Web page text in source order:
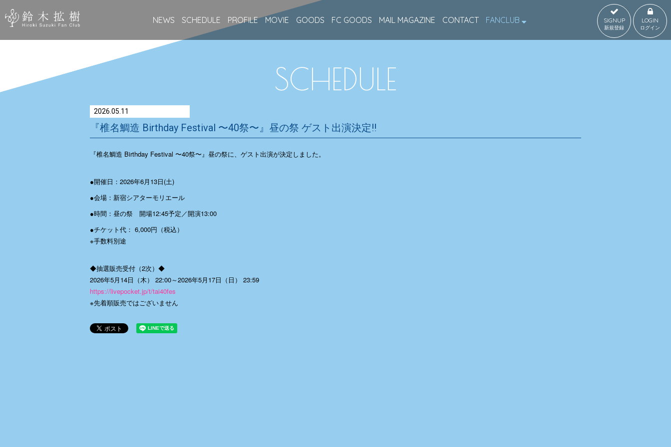
SIGNUP
新規登録
LOGIN
ログイン
NEWS SCHEDULE PROFILE MOVIE GOODS FC GOODS MAIL MAGAZINE CONTACT FANCLUB
SCHEDULE
2026.05.11
『椎名鯛造 Birthday Festival 〜40祭〜』昼の祭 ゲスト出演決定‼
『椎名鯛造 Birthday Festival 〜40祭〜』昼の祭に、ゲスト出演が決定しました。
●開催日：2026年6月13日(土)
●会場：新宿シアターモリエール
●時間：昼の祭 開場12:45予定／開演13:00
●チケット代： 6,000円（税込）
※手数料別途
◆抽選販売受付（2次）◆
2026年5月14日（木） 22:00～2026年5月17日（日） 23:59
https://livepocket.jp/t/tai40fes
※先着順販売ではございません